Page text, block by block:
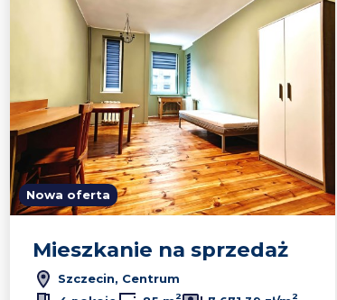
Nowa oferta
Mieszkanie na sprzedaż
Szczecin, Centrum
2 2